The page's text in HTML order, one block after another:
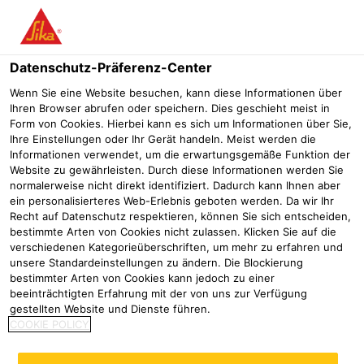
Menü
Kontakt
Haben Sie Fragen zu einem speziellen Thema oder
wünschen Sie Beratung zu einem konkreten Projekt?
Über die nachfolgende Suchmaske erreichen Sie Ihre
direkten Ansprechpartner bei Sika.
Unsere Produkte sind speziell für professionelle
Anwender entwickelt und auf deren Bedürfnisse
Angebot ausschließlich angewerbliche Kunden. Wir
Datenschutz-Präferenz-Center
Wenn Sie eine Website besuchen, kann diese Informationen über
Ihren Browser abrufen oder speichern. Dies geschieht meist in
Form von Cookies. Hierbei kann es sich um Informationen über Sie,
Ihre Einstellungen oder Ihr Gerät handeln. Meist werden die
Informationen verwendet, um die erwartungsgemäße Funktion der
Website zu gewährleisten. Durch diese Informationen werden Sie
normalerweise nicht direkt identifiziert. Dadurch kann Ihnen aber
ein personalisierteres Web-Erlebnis geboten werden. Da wir Ihr
Recht auf Datenschutz respektieren, können Sie sich entscheiden,
bestimmte Arten von Cookies nicht zulassen. Klicken Sie auf die
verschiedenen Kategorieüberschriften, um mehr zu erfahren und
unsere Standardeinstellungen zu ändern. Die Blockierung
bestimmter Arten von Cookies kann jedoch zu einer
beeinträchtigten Erfahrung mit der von uns zur Verfügung
gestellten Website und Dienste führen.
COOKIE POLICY